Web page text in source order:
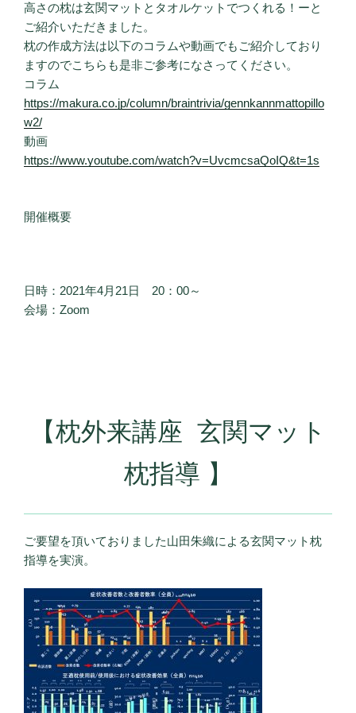
高さの枕は玄関マットとタオルケットでつくれる！ーと
ご紹介いただきました。
枕の作成方法は以下のコラムや動画でもご紹介しており
ますのでこちらも是非ご参考になさってください。
コラム
https://makura.co.jp/column/braintrivia/gennkannmattopillo
w2/
動画
https://www.youtube.com/watch?v=UvcmcsaQoIQ&t=1s
開催概要
日時：2021年4月21日 20：00～
会場：Zoom
【枕外来講座 玄関マット
枕指導 】
ご要望を頂いておりました山田朱織による玄関マット枕
指導を実演。